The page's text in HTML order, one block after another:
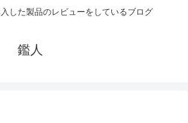
した製品のレビューをしているブログ
鑑人